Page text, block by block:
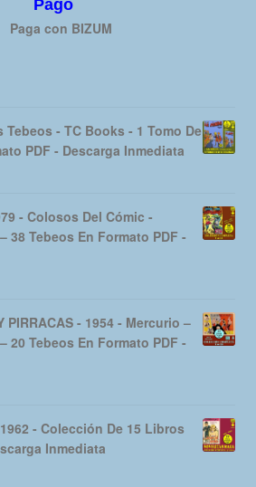
Pago
Tebeos - TC Books - 1 Tomo De
PDF - Descarga Inmediata
- Colosos Del Cómic -
38 Tebeos En Formato PDF -
PIRRACAS - 1954 - Mercurio –
20 Tebeos En Formato PDF -
- Colección De 15 Libros
Inmediata